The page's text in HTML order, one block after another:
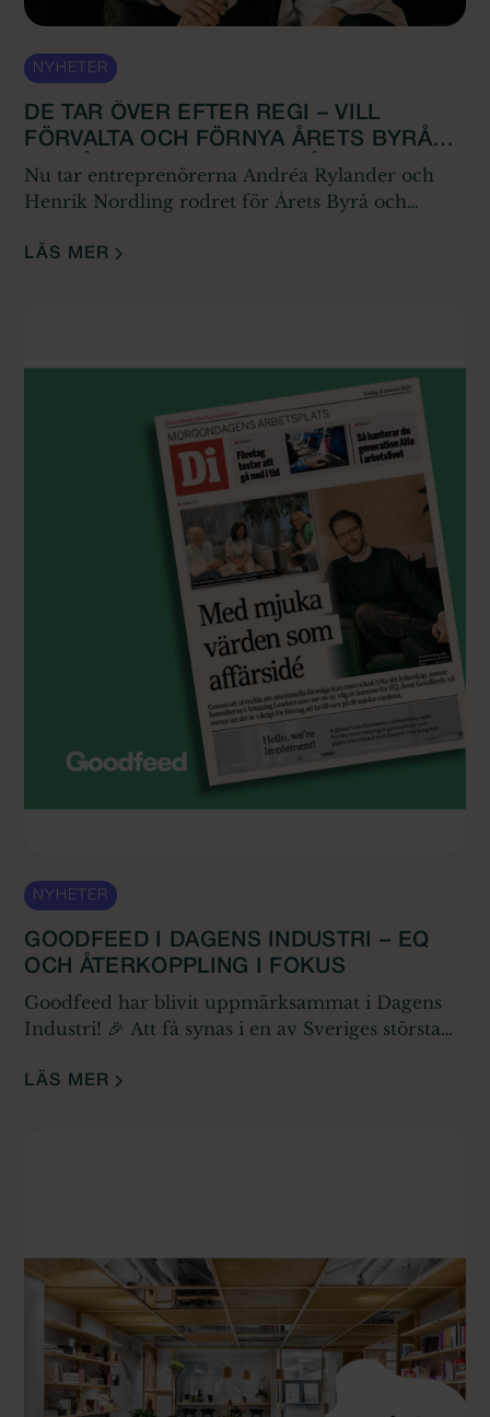
NYHETER
DE TAR ÖVER EFTER REGI – VILL
FÖRVALTA OCH FÖRNYA ÅRETS BYRÅ
OCH ÅRETS ADVOKATBYRÅ
Nu tar entreprenörerna Andréa Rylander och
Henrik Nordling rodret för Årets Byrå och
ingår även Excellence in Client Relations samt
LÄS MER
NYHETER
GOODFEED I DAGENS INDUSTRI – EQ
OCH ÅTERKOPPLING I FOKUS
Goodfeed har blivit uppmärksammat i Dagens
Industri! 🎉 Att få synas i en av Sveriges största
erkännande för vårt arbete med att lyfta
LÄS MER